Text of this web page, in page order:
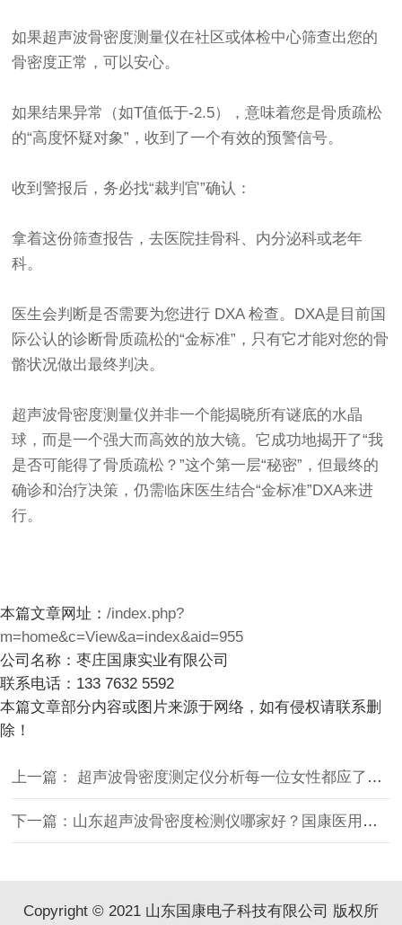
如果超声波骨密度测量仪在社区或体检中心筛查出您的
骨密度正常，可以安心。
如果结果异常（如T值低于-2.5），意味着您是骨质疏松
的“高度怀疑对象”，收到了一个有效的预警信号。
收到警报后，务必找“裁判官”确认：
拿着这份筛查报告，去医院挂骨科、内分泌科或老年
科。
医生会判断是否需要为您进行 DXA 检查。DXA是目前国
际公认的诊断骨质疏松的“金标准”，只有它才能对您的骨
骼状况做出最终判决。
超声波骨密度测量仪并非一个能揭晓所有谜底的水晶
球，而是一个强大而高效的放大镜。它成功地揭开了“我
是否可能得了骨质疏松？”这个第一层“秘密”，但最终的
确诊和治疗决策，仍需临床医生结合“金标准”DXA来进
行。
本篇文章网址： /index.php?
m=home&c=View&a=index&aid=955
公司名称：枣庄国康实业有限公司
联系电话：133 7632 5592
本篇文章部分内容或图片来源于网络，如有侵权请联系删
除！
上一篇： 超声波骨密度测定仪分析每一位女性都应了解的“护骨时钟”与筛查节点
下一篇：山东超声波骨密度检测仪哪家好？国康医用级设备精准度高性价比优
Copyright © 2021 山东国康电子科技有限公司 版权所